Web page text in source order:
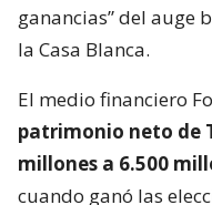
ganancias” del auge
la Casa Blanca.
El medio financiero
patrimonio neto de
millones a 6.500
cuando ganó las